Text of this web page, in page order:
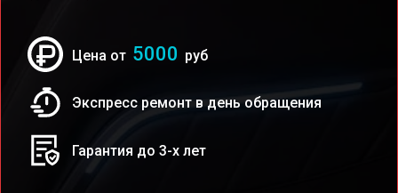
Цена от 5000 руб
Экспресс ремонт в день обращения
Гарантия до 3-х лет